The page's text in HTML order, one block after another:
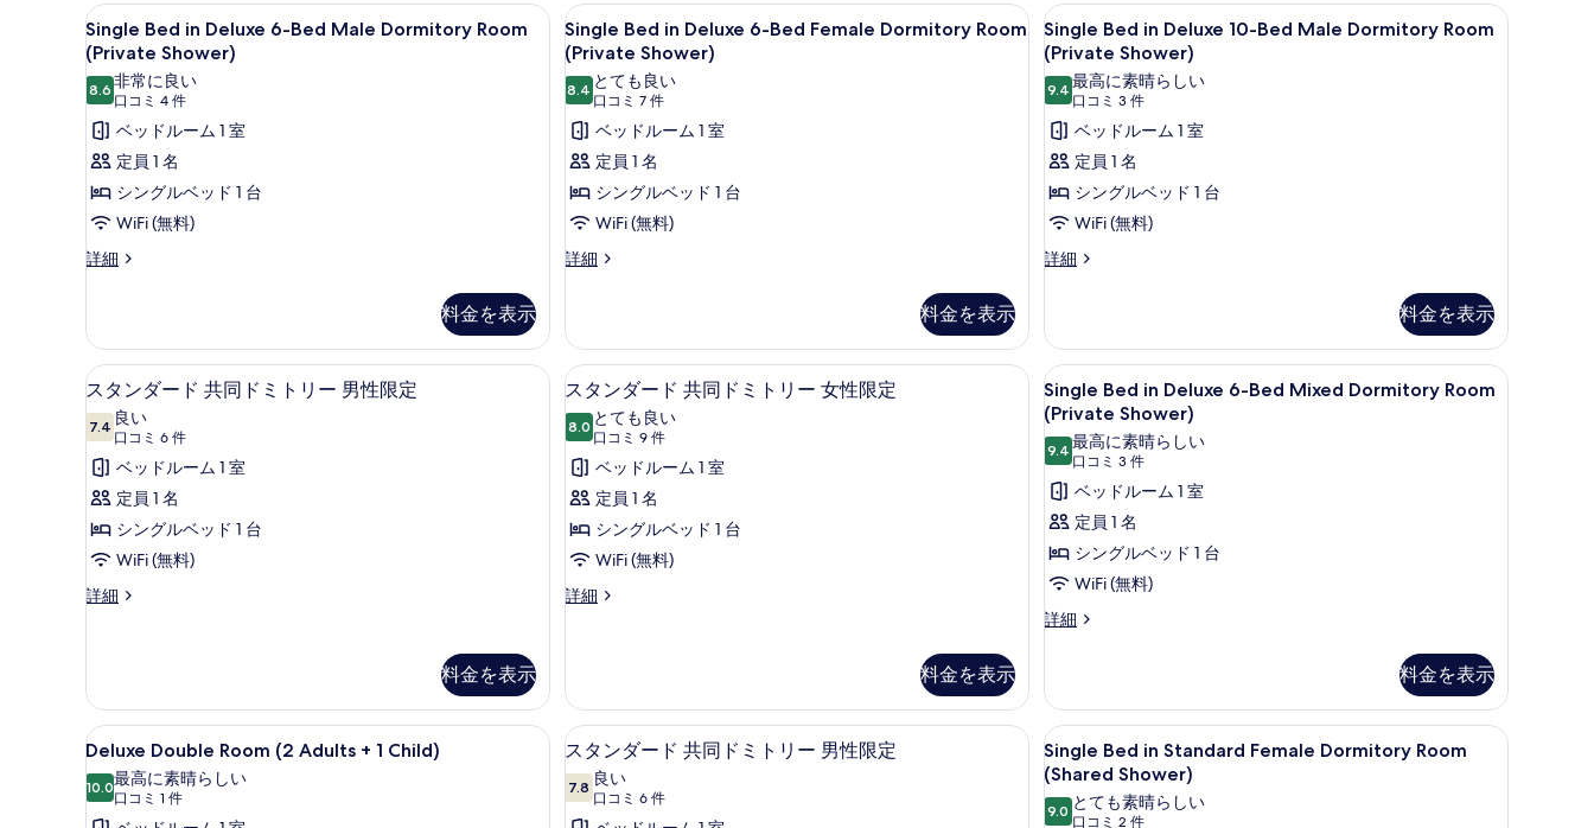
Single
Bed
in
Deluxe
6-
Bed
Male
Dormitory
Room
(Private
す
べ
て
の
写
真
を
表
示
デスク、WiFi (無料)、ベッドシーツ
5
Single Bed in Deluxe 6-Bed Male Dormitory Room
(Private Shower)
8.610 点中 8.6
非常に良い
口コミ 4 件
(口
コ
ミ
4
件)
ベッドルーム 1 室
定員 1 名
シングルベッド 1 台
WiFi (無料)
詳細
Single
6-
Bed
Male
Dormitory
Room
(Private
Shower)
の
細
料金を表示
Single
Bed
in
Deluxe
6-
Bed
Female
Dormitory
Room
(Private
す
べ
て
の
写
真
を
表
示
デスク、WiFi (無料)、ベッドシーツ
5
Single Bed in Deluxe 6-Bed Female Dormitory Room
(Private Shower)
8.410 点中 8.4
とても良い
口コミ 7 件
(口
コ
ミ
7
件)
ベッドルーム 1 室
定員 1 名
シングルベッド 1 台
WiFi (無料)
詳細
Single
6-
Bed
Female
Dormitory
Room
(Private
Shower)
の
細
料金を表示
Single
Bed
in
Deluxe
10-
Bed
Male
Dormitory
Room
(Private
す
べ
て
の
写
真
を
表
示
す
デスク、WiFi (無料)、ベッドシーツ
6
Single Bed in Deluxe 10-Bed Male Dormitory Room
(Private Shower)
9.410 点中 9.4
最高に素晴らしい
口コミ 3 件
(口
コ
ミ
3
件)
ベッドルーム 1 室
定員 1 名
シングルベッド 1 台
WiFi (無料)
詳細
Single
10-
Bed
Male
Dormitory
Room
(Private
Shower)
の
詳
細
料金を表示
ス
タ
ン
ダ
ー
ド
共
同
リ
ー
男
性
デスク、WiFi (無料)、ベッドシーツ
4
スタンダード 共同ドミトリー 男性限定
7.410 点中 7.4
良い
口コミ 6 件
(口
コ
ミ
6
件)
ベッドルーム 1 室
定員 1 名
シングルベッド 1 台
WiFi (無料)
詳細
ス
ド
共
同
ミ
ト
料金を表示
ス
タ
ン
ダ
ー
ド
共
同
リ
ー
女
性
デスク、WiFi (無料)、ベッドシーツ
4
スタンダード 共同ドミトリー 女性限定
8.010 点中 8.0
とても良い
口コミ 9 件
(口
コ
ミ
9
件)
ベッドルーム 1 室
定員 1 名
シングルベッド 1 台
WiFi (無料)
詳細
ス
ド
共
同
ド
ミ
ト
料金を表示
Single
Bed
in
Deluxe
6-
Bed
Mixed
Dormitory
Room
(Private
す
べ
て
の
デスク、WiFi (無料)、ベッドシーツ
7
Single Bed in Deluxe 6-Bed Mixed Dormitory Room
(Private Shower)
9.410 点中 9.4
最高に素晴らしい
口コミ 3 件
(口
コ
ミ
3
件)
ベッドルーム 1 室
定員 1 名
シングルベッド 1 台
WiFi (無料)
詳細
Single
6-
Bed
Mixed
Dormitory
Room
(Private
料金を表示
Deluxe
Double
Room
(2
Deluxe Double Room (2 Adults + 1 Child) | バスルーム | ヘアドライヤー、タオル
1
Deluxe Double Room (2 Adults + 1 Child)
10.010 点中 10.0
最高に素晴らしい
口コミ 1 件
(口
ス
タ
ン
デスク、WiFi (無料)、ベッドシーツ
2
スタンダード 共同ドミトリー 男性限定
7.810 点中 7.8
良い
口コミ 6 件
(口
Single
Bed
in
Standard
Single Bed in Standard Female Dormitory
1
Single Bed in Standard Female Dormitory Room
(Shared Shower)
9.010 点中 9.0
とても素晴らしい
口コミ 2 件